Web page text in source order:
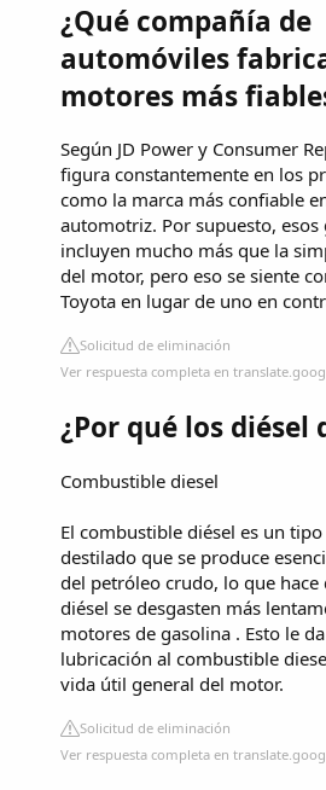
¿Qué compañía de
automóviles
motores más
Según JD Power y Consumer
figura constantemente en los
como la marca más confiable
automotriz. Por supuesto,
incluyen mucho más que la
del motor, pero eso se siente
Toyota en lugar de uno en
Solicitud de eliminación
Ver respuesta completa en
¿Por qué los diésel
Combustible diesel
El combustible diésel es un
destilado que se produce
del petróleo crudo, lo que
diésel se desgasten más
motores de gasolina . Esto le
lubricación al combustible
vida útil general del motor.
Solicitud de eliminación
Ver respuesta completa en